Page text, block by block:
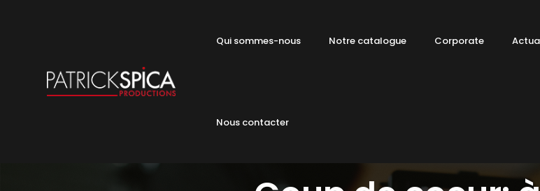
Qui sommes-nous Notre catalogue Corporate
Nous contacter